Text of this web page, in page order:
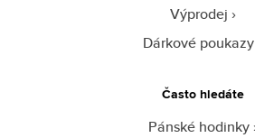
Výprodej
Dárkové poukazy
Často hledáte
Pánské hodinky